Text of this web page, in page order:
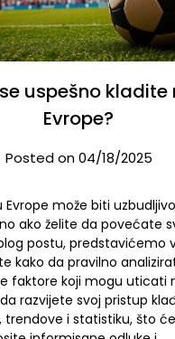
uspešno kladite
Evrope?
Posted on 04/18/2025
Evrope može biti
ako želite da povećate
postu, predstavićemo
kako da pravilno
faktore koji mogu uticati
razvijete svoj pristup
trendove i statistiku, što